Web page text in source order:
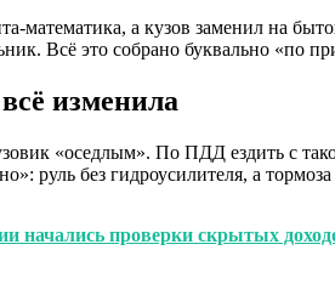
математика, а кузов заменил на
Всё это собрано буквально «по
изменила
«оседлым». По ПДД ездить с
руль без гидроусилителя, а
начались проверки скрытых